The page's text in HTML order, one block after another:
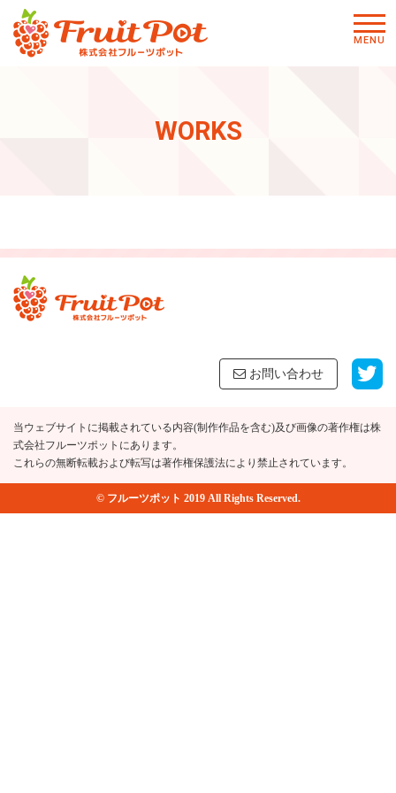
WORKS
お問い合わせ
当ウェブサイトに掲載されている内容(制作作品を含む)及び画像の著作権は株
式会社フルーツポットにあります。
これらの無断転載および転写は著作権保護法により禁止されています。
© フルーツポット 2019 All Rights Reserved.
メニ
MENU